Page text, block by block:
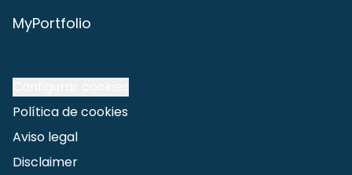
MyPortfolio
Política de cookies
Aviso legal
Disclaimer